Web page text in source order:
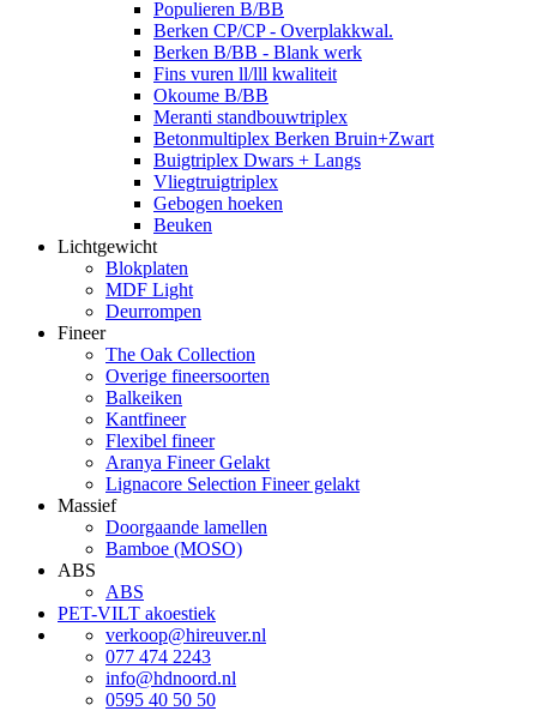
Populieren B/BB
Berken CP/CP - Overplakkwal.
Berken B/BB - Blank werk
Fins vuren ll/lll kwaliteit
Okoume B/BB
Meranti standbouwtriplex
Betonmultiplex Berken Bruin+Zwart
Buigtriplex Dwars + Langs
Vliegtruigtriplex
Gebogen hoeken
Beuken
Lichtgewicht
Blokplaten
MDF Light
Deurrompen
Fineer
The Oak Collection
Overige fineersoorten
Balkeiken
Kantfineer
Flexibel fineer
Aranya Fineer Gelakt
Lignacore Selection Fineer gelakt
Massief
Doorgaande lamellen
Bamboe (MOSO)
ABS
ABS
PET-VILT akoestiek
verkoop@hireuver.nl
077 474 2243
info@hdnoord.nl
0595 40 50 50